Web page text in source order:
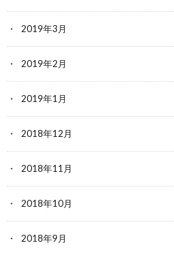
2019年3月
2019年2月
2019年1月
2018年12月
2018年11月
2018年10月
2018年9月